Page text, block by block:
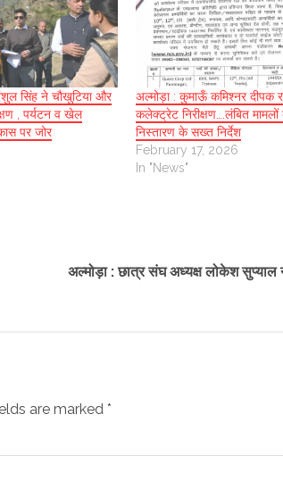
सिंह ने चौखुटिया और
, पर्यटन व खेल
पर जोर
अल्मोड़ा : कुमाऊँ कमिश्नर दीपक
कलेक्ट्रेट निरीक्षण….लंबित
निस्तारण के सख्त निर्देश
February 17, 2026
In "News"
अल्मोड़ा : छात्र संघ अध्यक्ष लोकेश सुप्याल
are marked *